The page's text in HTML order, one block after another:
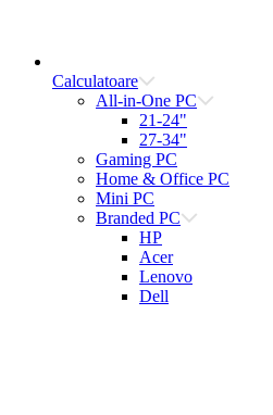
Calculatoare
All-in-One PC
21-24"
27-34"
Gaming PC
Home & Office PC
Mini PC
Branded PC
HP
Acer
Lenovo
Dell